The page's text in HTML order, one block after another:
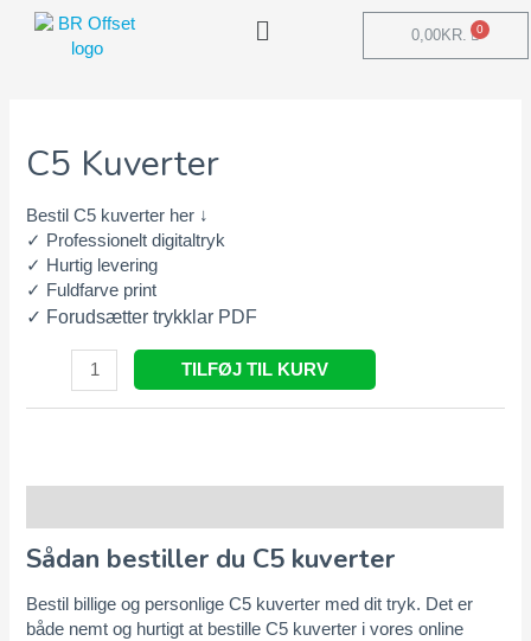
0,00KR.
C5 Kuverter
Bestil C5 kuverter her ↓
✓ Professionelt digitaltryk
✓ Hurtig levering
✓ Fuldfarve print
✓ Forudsætter trykklar PDF
TILFØJ TIL KURV
Sådan bestiller du C5 kuverter
Bestil billige og personlige C5 kuverter med dit tryk. Det er
både nemt og hurtigt at bestille C5 kuverter i vores online